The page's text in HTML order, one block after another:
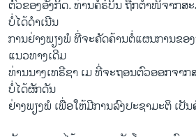
ຕົວຂອງ​ອັງ​ກິດ​. ທ່ານ​ຄໍ​ຣ໌​ບິນ ຖືກ​ຕຳ​ໜິ​ຈາກ​ສ
ບໍ່​ໄດ້​ດຳ​ເນີນ
ການ​ຢ່າງພຽງ​ພໍ ​ທີ່​ຈະຄັດ​ຄ້ານຕໍ່​ແຜນ​ການ​ຂ
ແນວ​ທາງ​ເດີມ​
ທ່ານ​ນາງ​ເທ​ຣີ​ຊາ ເມ ທີ່​ຈະ​ຖອ​ນ​ຕົວ​ອອກ​ຈາ
ບໍ່​ໄດ້​ຜັກ​ດັນ
ຢ່າງ​ພຽງ​ພໍ ​ເພື່ອ​ໃຫ້​ມີ​ການ​ລົງ​ປະ​ຊາ​ມະ​ຕິ ເປັ